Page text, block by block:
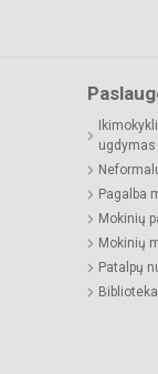
ugdymas
Pagalba
Mokinių
Mokinių
Patalpų
Biblioteka